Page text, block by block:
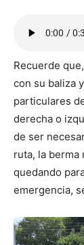
Recuerde
con su baliza
particulares
derecha o
de ser
ruta, la berma
quedando
emergencia,